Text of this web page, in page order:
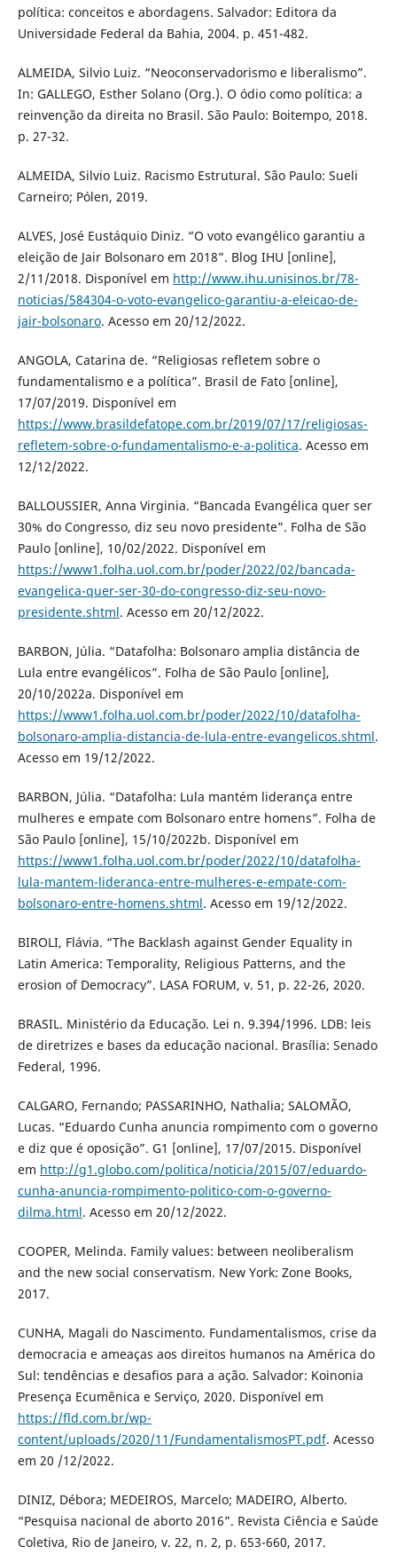
política: conceitos e abordagens. Salvador: Editora da
Universidade Federal da Bahia, 2004. p. 451-482.
ALMEIDA, Silvio Luiz. “Neoconservadorismo e liberalismo”.
In: GALLEGO, Esther Solano (Org.). O ódio como política: a
reinvenção da direita no Brasil. São Paulo: Boitempo, 2018.
p. 27-32.
ALMEIDA, Silvio Luiz. Racismo Estrutural. São Paulo: Sueli
Carneiro; Pólen, 2019.
ALVES, José Eustáquio Diniz. “O voto evangélico garantiu a
eleição de Jair Bolsonaro em 2018”. Blog IHU [online],
2/11/2018. Disponível em http://www.ihu.unisinos.br/78-
noticias/584304-o-voto-evangelico-garantiu-a-eleicao-de-
jair-bolsonaro. Acesso em 20/12/2022.
ANGOLA, Catarina de. “Religiosas refletem sobre o
fundamentalismo e a política”. Brasil de Fato [online],
17/07/2019. Disponível em
https://www.brasildefatope.com.br/2019/07/17/religiosas-
refletem-sobre-o-fundamentalismo-e-a-politica. Acesso em
12/12/2022.
BALLOUSSIER, Anna Virginia. “Bancada Evangélica quer ser
30% do Congresso, diz seu novo presidente”. Folha de São
Paulo [online], 10/02/2022. Disponível em
https://www1.folha.uol.com.br/poder/2022/02/bancada-
evangelica-quer-ser-30-do-congresso-diz-seu-novo-
presidente.shtml. Acesso em 20/12/2022.
BARBON, Júlia. “Datafolha: Bolsonaro amplia distância de
Lula entre evangélicos”. Folha de São Paulo [online],
20/10/2022a. Disponível em
https://www1.folha.uol.com.br/poder/2022/10/datafolha-
bolsonaro-amplia-distancia-de-lula-entre-evangelicos.shtml.
Acesso em 19/12/2022.
BARBON, Júlia. “Datafolha: Lula mantém liderança entre
mulheres e empate com Bolsonaro entre homens”. Folha de
São Paulo [online], 15/10/2022b. Disponível em
https://www1.folha.uol.com.br/poder/2022/10/datafolha-
lula-mantem-lideranca-entre-mulheres-e-empate-com-
bolsonaro-entre-homens.shtml. Acesso em 19/12/2022.
BIROLI, Flávia. “The Backlash against Gender Equality in
Latin America: Temporality, Religious Patterns, and the
erosion of Democracy”. LASA FORUM, v. 51, p. 22-26, 2020.
BRASIL. Ministério da Educação. Lei n. 9.394/1996. LDB: leis
de diretrizes e bases da educação nacional. Brasília: Senado
Federal, 1996.
CALGARO, Fernando; PASSARINHO, Nathalia; SALOMÃO,
Lucas. “Eduardo Cunha anuncia rompimento com o governo
e diz que é oposição”. G1 [online], 17/07/2015. Disponível
em http://g1.globo.com/politica/noticia/2015/07/eduardo-
cunha-anuncia-rompimento-politico-com-o-governo-
dilma.html. Acesso em 20/12/2022.
COOPER, Melinda. Family values: between neoliberalism
and the new social conservatism. New York: Zone Books,
2017.
CUNHA, Magali do Nascimento. Fundamentalismos, crise da
democracia e ameaças aos direitos humanos na América do
Sul: tendências e desafios para a ação. Salvador: Koinonia
Presença Ecumênica e Serviço, 2020. Disponível em
https://fld.com.br/wp-
content/uploads/2020/11/FundamentalismosPT.pdf. Acesso
em 20 /12/2022.
DINIZ, Débora; MEDEIROS, Marcelo; MADEIRO, Alberto.
“Pesquisa nacional de aborto 2016”. Revista Ciência e Saúde
Coletiva, Rio de Janeiro, v. 22, n. 2, p. 653-660, 2017.